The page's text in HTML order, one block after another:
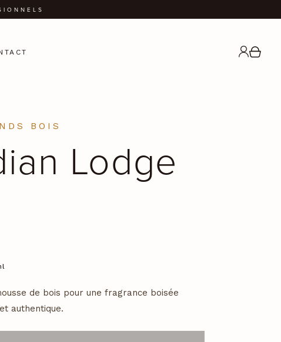
BOIS
Lodge
de bois pour une fragrance boisée
authentique.